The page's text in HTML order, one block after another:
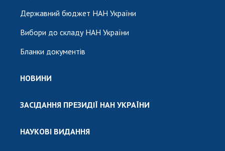
Державний бюджет НАН України
Вибори до складу НАН України
Бланки документів
НОВИНИ
ЗАСІДАННЯ ПРЕЗИДІЇ НАН УКРАЇНИ
НАУКОВІ ВИДАННЯ